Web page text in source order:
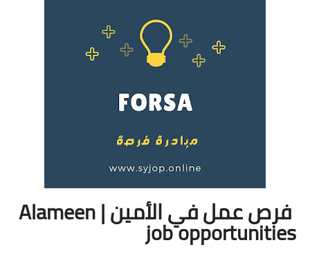
دورات تدريبية
فرص عمل في الأمين | Alameen
job opportunities